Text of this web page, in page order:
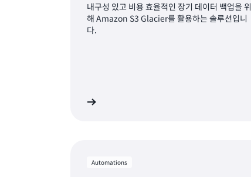
내구성 있고 비용 효율적인 장기 데이터 백업을 위
해 Amazon S3 Glacier를 활용하는 솔루션입니
다.
Automations